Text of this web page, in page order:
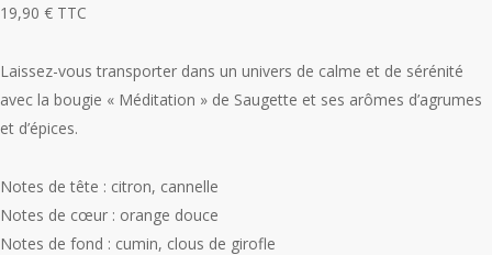
19,90 € TTC
Laissez-vous transporter dans un univers de calme et de sérénité
avec la bougie « Méditation » de Saugette et ses arômes d’agrumes
et d’épices.
Notes de tête : citron, cannelle
Notes de cœur : orange douce
Notes de fond : cumin, clous de girofle